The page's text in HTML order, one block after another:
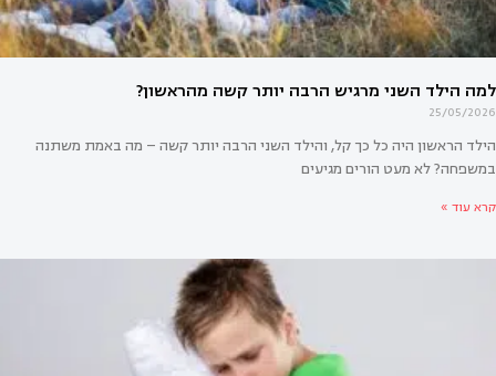
25/05/2026
הילד הראשון היה כל כך קל, והילד השני הרבה יותר קשה – מה באמת משתנה
במשפחה? לא מעט הורים מגיעים
קרא עוד »